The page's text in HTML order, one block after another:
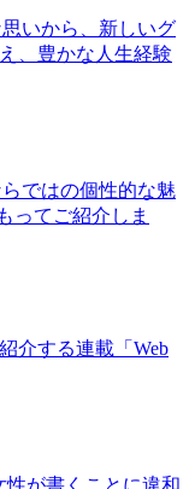
いから、新しいグ
、豊かな人生経験
ではの個性的な魅
ってご紹介しま
介する連載「Web
が書くことに違和